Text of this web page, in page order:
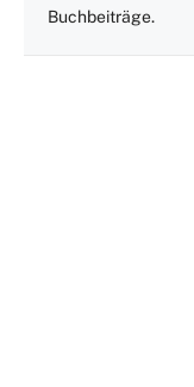
Buchbeiträge.